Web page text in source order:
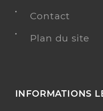
Contact
Plan du site
INFORMATIONS